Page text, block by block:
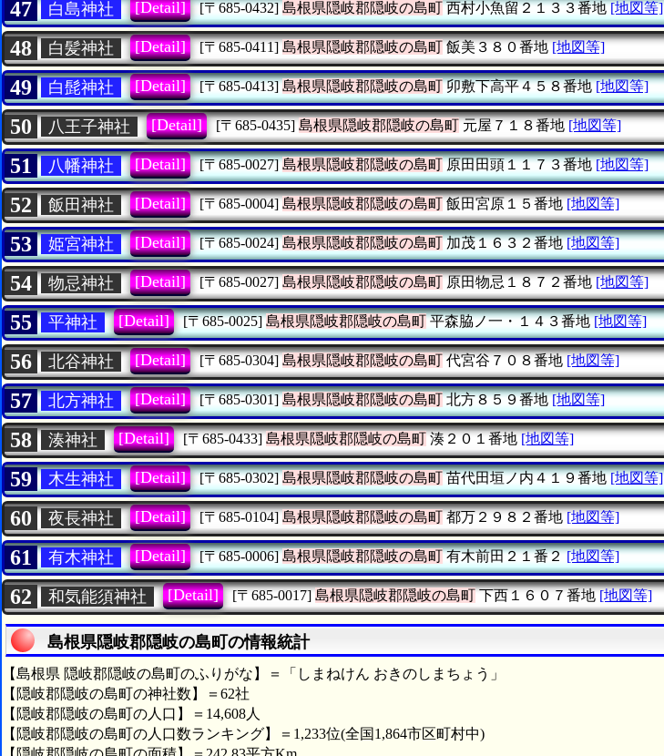
47 白島神社 [Detail] [〒685-0432] 島根県隠岐郡隠岐の島町西村小魚留２１３３番地 [地図等]
48 白髪神社 [Detail] [〒685-0411] 島根県隠岐郡隠岐の島町飯美３８０番地 [地図等]
49 白髭神社 [Detail] [〒685-0413] 島根県隠岐郡隠岐の島町卯敷下高平４５８番地 [地図等]
50 八王子神社 [Detail] [〒685-0435] 島根県隠岐郡隠岐の島町元屋７１８番地 [地図等]
51 八幡神社 [Detail] [〒685-0027] 島根県隠岐郡隠岐の島町原田田頭１１７３番地 [地図等]
52 飯田神社 [Detail] [〒685-0004] 島根県隠岐郡隠岐の島町飯田宮原１５番地 [地図等]
53 姫宮神社 [Detail] [〒685-0024] 島根県隠岐郡隠岐の島町加茂１６３２番地 [地図等]
54 物忌神社 [Detail] [〒685-0027] 島根県隠岐郡隠岐の島町原田物忌１８７２番地 [地図等]
55 平神社 [Detail] [〒685-0025] 島根県隠岐郡隠岐の島町平森脇ノ一・１４３番地 [地図等]
56 北谷神社 [Detail] [〒685-0304] 島根県隠岐郡隠岐の島町代宮谷７０８番地 [地図等]
57 北方神社 [Detail] [〒685-0301] 島根県隠岐郡隠岐の島町北方８５９番地 [地図等]
58 湊神社 [Detail] [〒685-0433] 島根県隠岐郡隠岐の島町湊２０１番地 [地図等]
59 木生神社 [Detail] [〒685-0302] 島根県隠岐郡隠岐の島町苗代田垣ノ内４１９番地 [地図等]
60 夜長神社 [Detail] [〒685-0104] 島根県隠岐郡隠岐の島町都万２９８２番地 [地図等]
61 有木神社 [Detail] [〒685-0006] 島根県隠岐郡隠岐の島町有木前田２１番２ [地図等]
62 和気能須神社 [Detail] [〒685-0017] 島根県隠岐郡隠岐の島町下西１６０７番地 [地図等]
島根県隠岐郡隠岐の島町の情報統計
【島根県 隠岐郡隠岐の島町のふりがな】＝「しまねけん おきのしまちょう」
【隠岐郡隠岐の島町の神社数】＝62社
【隠岐郡隠岐の島町の人口】＝14,608人
【隠岐郡隠岐の島町の人口数ランキング】＝1,233位(全国1,864市区町村中)